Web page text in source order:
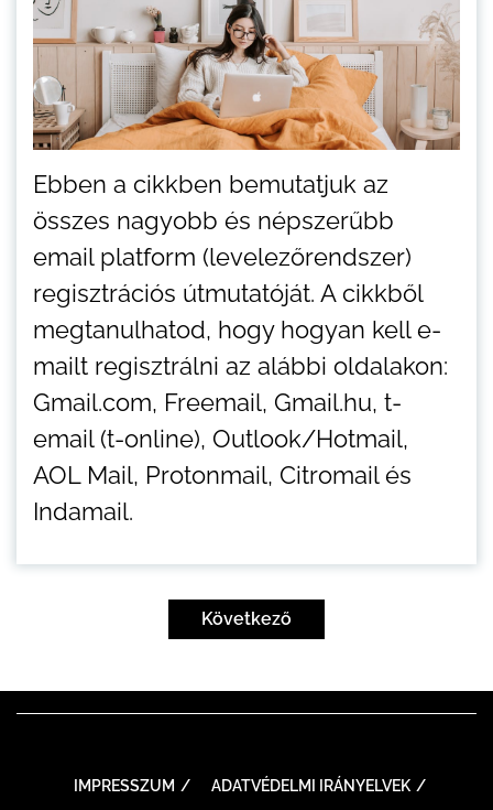
Ebben a cikkben bemutatjuk az
összes nagyobb és népszerűbb
email platform (levelezőrendszer)
regisztrációs útmutatóját. A cikkből
megtanulhatod, hogy hogyan kell e-
mailt regisztrálni az alábbi oldalakon:
Gmail.com, Freemail, Gmail.hu, t-
email (t-online), Outlook/Hotmail,
AOL Mail, Protonmail, Citromail és
Indamail.
Következő
IMPRESSZUM ADATVÉDELMI IRÁNYELVEK